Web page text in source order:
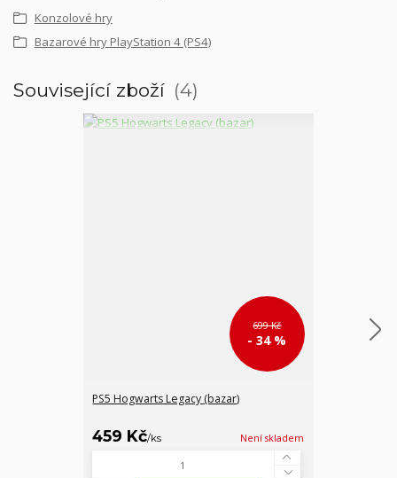
Konzolové hry
Bazarové hry PlayStation 4 (PS4)
Související zboží 4
699 Kč
- 34 %
PS5 Hogwarts Legacy (bazar)
459 Kč/ks Není skladem